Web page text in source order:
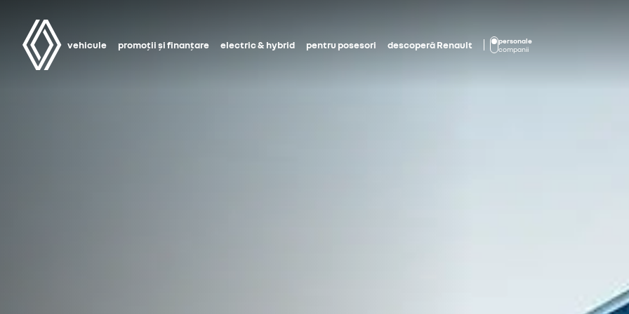
vehicule promoții și finanțare electric & hybrid pentru posesori descoperă Renault
personale
companii